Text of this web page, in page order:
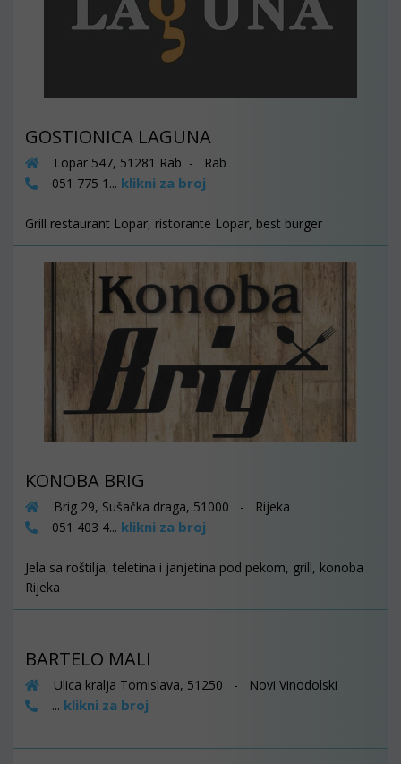
GOSTIONICA LAGUNA
Lopar 547, 51281 Rab - Rab
051 775 1... klikni za broj
Grill restaurant Lopar, ristorante Lopar, best burger
KONOBA BRIG
Brig 29, Sušačka draga, 51000 - Rijeka
051 403 4... klikni za broj
Jela sa roštilja, teletina i janjetina pod pekom, grill, konoba
Rijeka
BARTELO MALI
Ulica kralja Tomislava, 51250 - Novi Vinodolski
... klikni za broj